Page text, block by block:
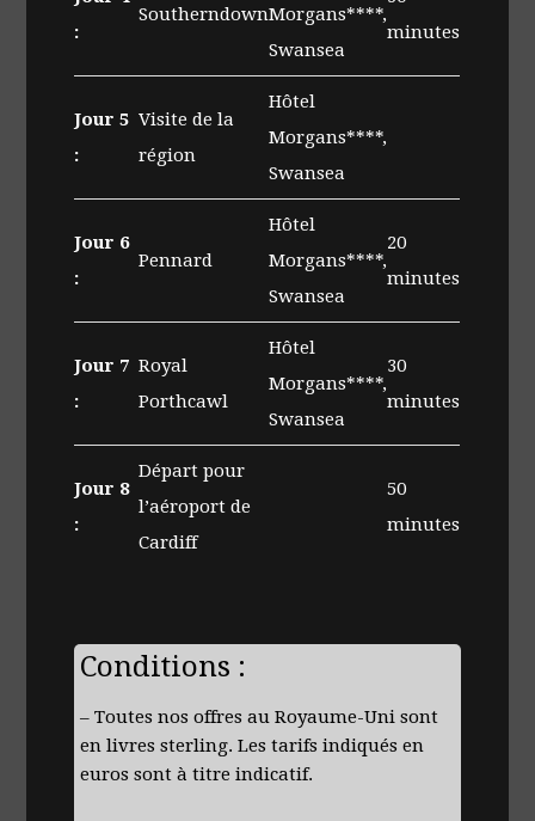
:
SoutherndownMorgans****,
Swansea
minutes
Jour 5
:
Visite de la
région
Hôtel
Morgans****,
Swansea
Jour 6
:
Pennard
Hôtel
Morgans****,
Swansea
20
minutes
Jour 7
:
Royal
Porthcawl
Hôtel
Morgans****,
Swansea
30
minutes
Jour 8
:
Départ pour
l’aéroport de
Cardiff
50
minutes
Conditions :
– Toutes nos offres au Royaume-Uni sont
en livres sterling. Les tarifs indiqués en
euros sont à titre indicatif.